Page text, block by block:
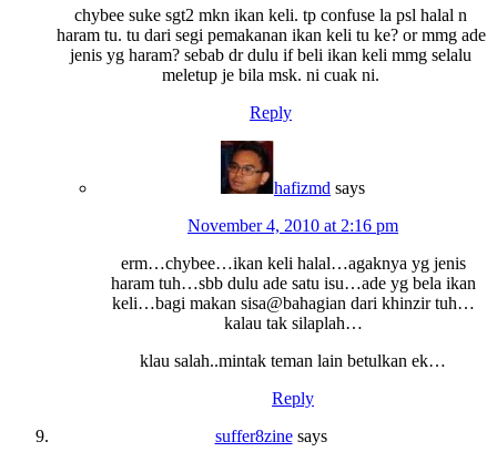
chybee suke sgt2 mkn ikan keli. tp confuse la psl halal n
haram tu. tu dari segi pemakanan ikan keli tu ke? or mmg ade
jenis yg haram? sebab dr dulu if beli ikan keli mmg selalu
meletup je bila msk. ni cuak ni.
Reply
hafizmd says
November 4, 2010 at 2:16 pm
erm…chybee…ikan keli halal…agaknya yg jenis
haram tuh…sbb dulu ade satu isu…ade yg bela ikan
keli…bagi makan sisa@bahagian dari khinzir tuh…
kalau tak silaplah…
klau salah..mintak teman lain betulkan ek…
Reply
suffer8zine says